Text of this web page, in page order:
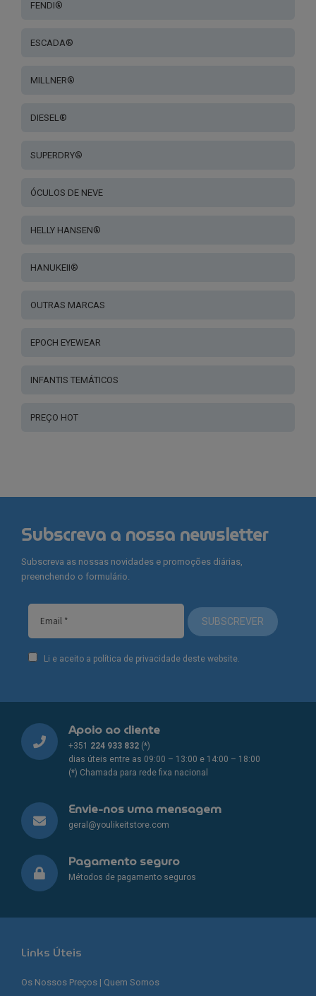
FENDI®
ESCADA®
MILLNER®
DIESEL®
SUPERDRY®
ÓCULOS DE NEVE
HELLY HANSEN®
HANUKEII®
OUTRAS MARCAS
EPOCH EYEWEAR
INFANTIS TEMÁTICOS
PREÇO HOT
Subscreva a nossa newsletter
Subscreva as nossas novidades e promoções diárias,
preenchendo o formulário.
SUBSCREVER
Li e aceito a política de privacidade deste website.
Apoio ao cliente
+351 224 933 832 (*)
dias úteis entre as 09:00 – 13:00 e 14:00 – 18:00
(*) Chamada para rede fixa nacional
Envie-nos uma mensagem
geral@youlikeitstore.com
Pagamento seguro
Métodos de pagamento seguros
Links Úteis
Os Nossos Preços | Quem Somos